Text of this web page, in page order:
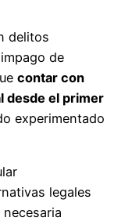
delitos
de
contar con
desde el primer
experimentado
legales